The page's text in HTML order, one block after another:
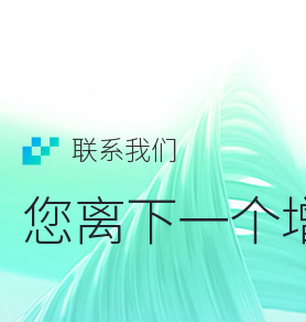
联系我们
您离下一个